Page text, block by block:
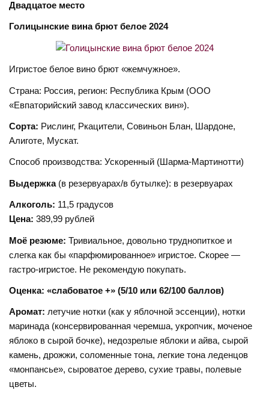
Двадцатое место
Голицынские вина брют белое 2024
Игристое белое вино брют «жемчужное».
Страна: Россия, регион: Республика Крым (ООО
«Евпаторийский завод классических вин»).
Сорта: Рислинг, Ркацители, Совиньон Блан, Шардоне,
Алиготе, Мускат.
Способ производства: Ускоренный (Шарма-Мартинотти)
Выдержка (в резервуарах/в бутылке): в резервуарах
Алкоголь: 11,5 градусов
Цена: 389,99 рублей
Моё резюме:Тривиальное, довольно труднопиткое и
слегка как бы «парфюмированное» игристое. Скорее —
гастро-игристое. Не рекомендую покупать.
Оценка: «слабоватое +» (5/10 или 62/100 баллов)
Аромат: летучие нотки (как у яблочной эссенции), нотки
маринада (консервированная черемша, укропчик, моченое
яблоко в сырой бочке), недозрелые яблоки и айва, сырой
камень, дрожжи, соломенные тона, легкие тона леденцов
«монпансье», сыроватое дерево, сухие травы, полевые
цветы.